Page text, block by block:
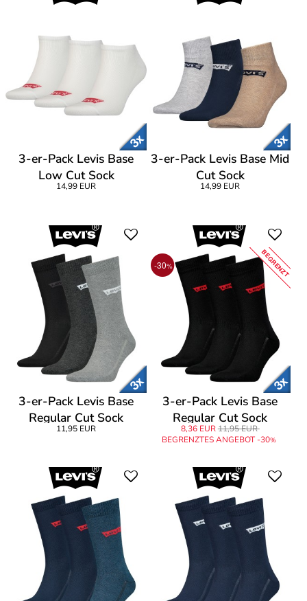
3-er-Pack Levis Base
Low Cut Sock
14,99 EUR
3-er-Pack Levis Base Mid
Cut Sock
14,99 EUR
3-er-Pack Levis Base
Regular Cut Sock
11,95 EUR
-30% BEGRENZT
3-er-Pack Levis Base
Regular Cut Sock
8,36 EUR11,95 EUR
BEGRENZTES ANGEBOT -30%